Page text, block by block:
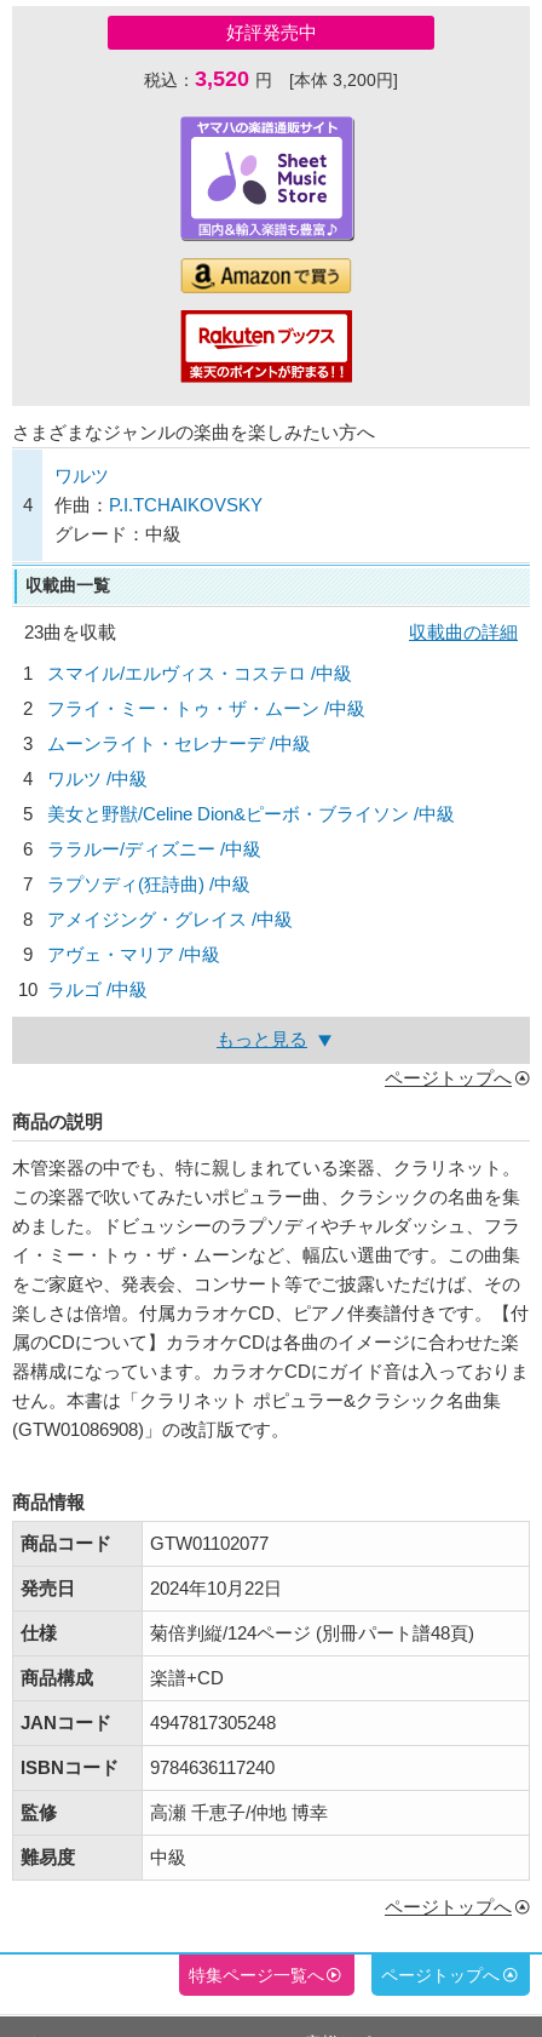
好評発売中
税込： 3,520 円 [本体 3,200円]
さまざまなジャンルの楽曲を楽しみたい方へ
4
ワルツ
作曲： P.I.TCHAIKOVSKY
グレード：中級
収載曲一覧
23曲を収載
収載曲の詳細
1
スマイル/エルヴィス・コステロ /中級
2
フライ・ミー・トゥ・ザ・ムーン /中級
3
ムーンライト・セレナーデ /中級
4
ワルツ /中級
5
美女と野獣/Celine Dion&ピーボ・ブライソン /中級
6
ララルー/ディズニー /中級
7
ラプソディ(狂詩曲) /中級
8
アメイジング・グレイス /中級
9
アヴェ・マリア /中級
10 ラルゴ /中級
もっと見る
ページトップへ
商品の説明
木管楽器の中でも、特に親しまれている楽器、クラリネット。
この楽器で吹いてみたいポピュラー曲、クラシックの名曲を集
めました。ドビュッシーのラプソディやチャルダッシュ、フラ
イ・ミー・トゥ・ザ・ムーンなど、幅広い選曲です。この曲集
をご家庭や、発表会、コンサート等でご披露いただけば、その
楽しさは倍増。付属カラオケCD、ピアノ伴奏譜付きです。【付
属のCDについて】カラオケCDは各曲のイメージに合わせた楽
器構成になっています。カラオケCDにガイド音は入っておりま
せん。本書は「クラリネット ポピュラー&クラシック名曲集
(GTW01086908)」の改訂版です。
商品情報
商品コード
GTW01102077
発売日 2024年10月22日
仕様 菊倍判縦/124ページ (別冊パート譜48頁)
商品構成 楽譜+CD
JANコード 4947817305248
ISBNコード 9784636117240
監修 高瀬 千恵子/仲地 博幸
難易度 中級
ページトップへ
特集ページ一覧へ ページトップへ